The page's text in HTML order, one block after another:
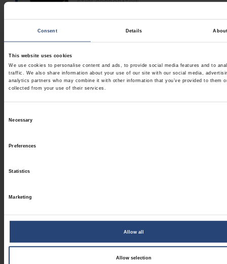
Consent Details About
This website uses cookies
We use cookies to personalise content and ads, to provide social media features and to
traffic. We also share information about your use of our site with our social media,
analytics partners who may combine it with other information that you’ve provided to them
collected from your use of their services.
Necessary
Preferences
Statistics
Marketing
Allow all
Allow selection
ȘTIRI CORPORATIVE
ȘTIRI CORPORATIVE
De ce ambalajele durabile
materiale
Abonează-te la actualizările